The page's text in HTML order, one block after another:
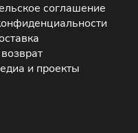
соглашение
и проекты